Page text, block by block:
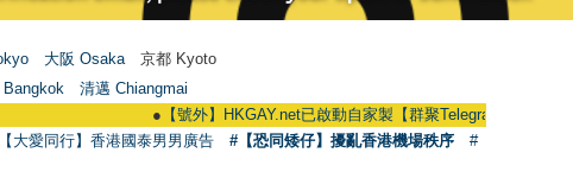
大阪 Osaka 京都 Kyoto
Bangkok
清邁 Chiangmai
【號外】HKGAY.net已啟動自家製【群聚Telegram群組】
大愛同行】香港國泰男男廣告 #【恐同矮仔】擾亂香港機場秩序
#